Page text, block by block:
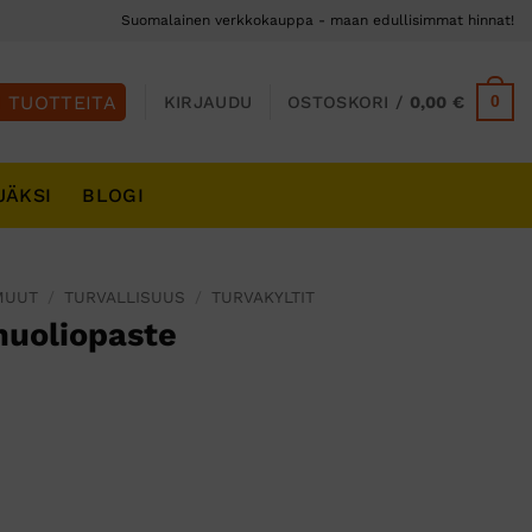
Suomalainen verkkokauppa - maan edullisimmat hinnat!
KIRJAUDU OSTOSKORI / 0,00€ 0
BLOGI
TURVALLISUUS TURVAKYLTIT